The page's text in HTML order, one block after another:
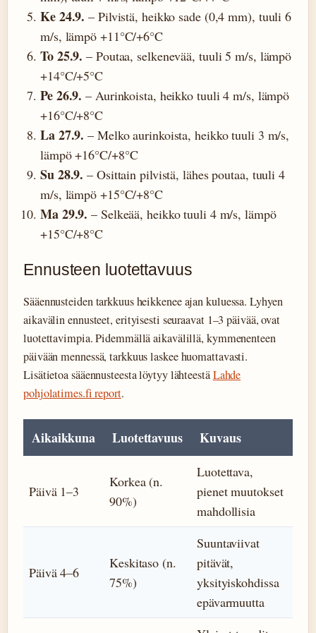
Ke 24.9. – Pilvistä, heikko sade (0,4 mm), tuuli 6
m/s, lämpö +11°C/+6°C
To 25.9. – Poutaa, selkenevää, tuuli 5 m/s, lämpö
+14°C/+5°C
Pe 26.9. – Aurinkoista, heikko tuuli 4 m/s, lämpö
+16°C/+8°C
La 27.9. – Melko aurinkoista, heikko tuuli 3 m/s,
lämpö +16°C/+8°C
Su 28.9. – Osittain pilvistä, lähes poutaa, tuuli 4
m/s, lämpö +15°C/+8°C
Ma 29.9. – Selkeää, heikko tuuli 4 m/s, lämpö
+15°C/+8°C
Ennusteen luotettavuus
Sääennusteiden tarkkuus heikkenee ajan kuluessa. Lyhyen
aikavälin ennusteet, erityisesti seuraavat 1–3 päivää, ovat
luotettavimpia. Pidemmällä aikavälillä, kymmenenteen
päivään mennessä, tarkkuus laskee huomattavasti.
Lisätietoa sääennusteesta löytyy lähteestäLahde
pohjolatimes.fi report.
Aikaikkuna Luotettavuus Kuvaus
Päivä 1–3
Korkea (n.
90%)
Luotettava,
pienet muutokset
mahdollisia
Päivä 4–6
Keskitaso (n.
75%)
Suuntaviivat
pitävät,
yksityiskohdissa
epävarmuutta